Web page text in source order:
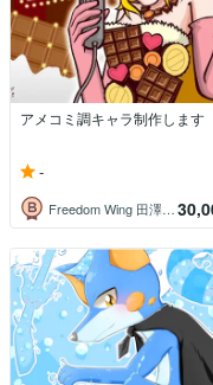
アメコミ調キャラ制作します
-
Freedom Wing 田澤泰司